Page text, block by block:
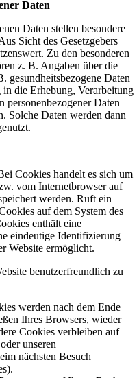
Daten
Daten stellen besondere
Sicht des Gesetzgebers
Zu den besonderen
z. B. Angaben über die
gesundheitsbezogene Daten
die Erhebung, Verarbeitung
personenbezogener Daten
Solche Daten werden dann
Cookies handelt es sich um
vom Internetbrowser auf
werden. Ruft ein
auf dem System des
enthält eine
eindeutige Identifizierung
Website ermöglicht.
benutzerfreundlich zu
werden nach dem Ende
Ihres Browsers, wieder
Cookies verbleiben auf
unseren
nächsten Besuch